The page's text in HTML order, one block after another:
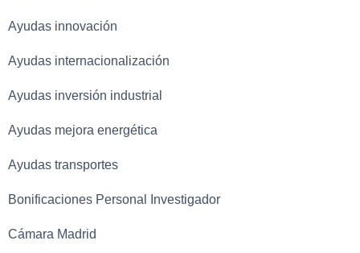
Ayudas innovación
Ayudas internacionalización
Ayudas inversión industrial
Ayudas mejora energética
Ayudas transportes
Bonificaciones Personal Investigador
Cámara Madrid